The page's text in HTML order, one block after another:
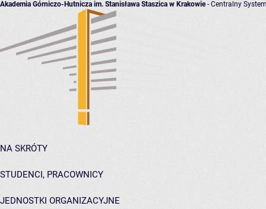
Akademia Górniczo-Hutnicza im. Stanisława Staszica w Krakowie- Centralny
NA SKRÓTY
STUDENCI, PRACOWNICY
JEDNOSTKI ORGANIZACYJNE